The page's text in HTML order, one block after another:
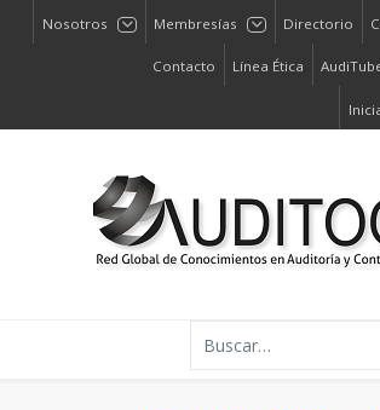
Nosotros Membresías Directorio
Contacto Línea Ética